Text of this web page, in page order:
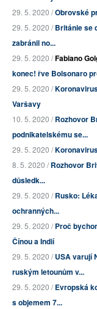
29. 5. 2020 /Obrovské
29. 5. 2020 /Británie se
zabránil no...
29. 5. 2020 /Fabiano
konec! řve Bolsonaro
29. 5. 2020 /
Varšavy
10. 5. 2020 /Rozhovor
podnikatelskému se...
29. 5. 2020 /
8. 5. 2020 /Rozhovor
důsledk...
29. 5. 2020 /Rusko:
ochranných...
29. 5. 2020 /Proč
Čínou a Indií
29. 5. 2020 /USA varují
ruským letounům v...
29. 5. 2020 /Evropská
s objemem 7...